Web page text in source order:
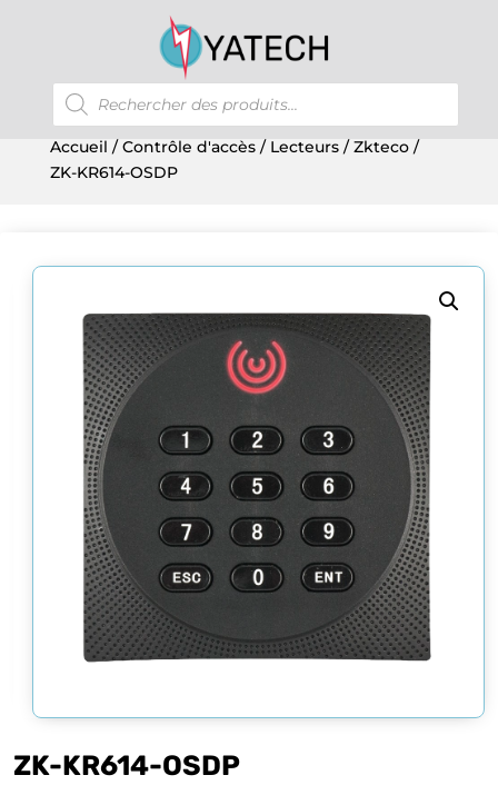
Recherche
de
produits
Accueil /Contrôle d'accès/ Lecteurs/Zkteco/
ZK-KR614-OSDP
ZK-KR614-OSDP